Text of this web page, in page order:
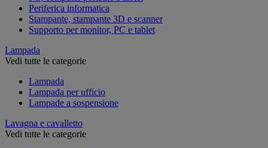
Periferica informatica
Stampante, stampante 3D e scanner
Supporto per monitor, PC e tablet
Lampada
Vedi tutte le categorie
Lampada
Lampada per ufficio
Lampade a sospensione
Lavagna e cavalletto
Vedi tutte le categorie